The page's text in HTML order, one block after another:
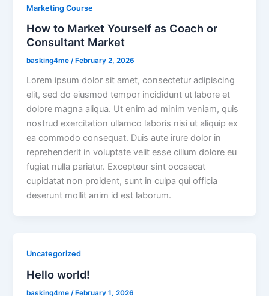
Marketing Course
How to Market Yourself as Coach or
Consultant Market
basking4me/ February 2, 2026
Lorem ipsum dolor sit amet, consectetur adipiscing
elit, sed do eiusmod tempor incididunt ut labore et
dolore magna aliqua. Ut enim ad minim veniam, quis
nostrud exercitation ullamco laboris nisi ut aliquip ex
ea commodo consequat. Duis aute irure dolor in
reprehenderit in voluptate velit esse cillum dolore eu
fugiat nulla pariatur. Excepteur sint occaecat
cupidatat non proident, sunt in culpa qui officia
deserunt mollit anim id est laborum.
Uncategorized
Hello world!
basking4me /February 1, 2026